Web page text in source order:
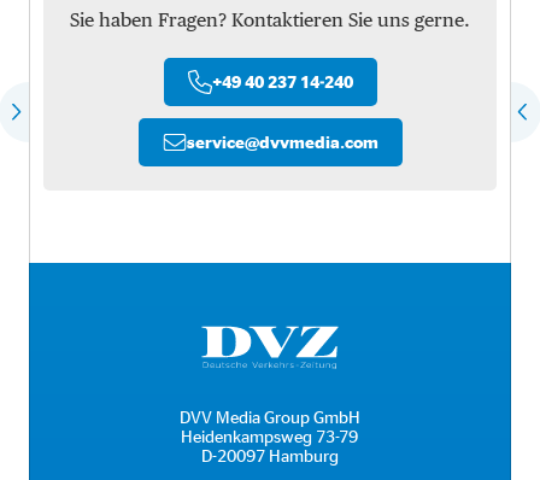
Sie haben Fragen? Kontaktieren Sie uns gerne.
+49 40 237 14-240
service@dvvmedia.com
DVV Media Group GmbH
Heidenkampsweg 73-79
D-20097 Hamburg